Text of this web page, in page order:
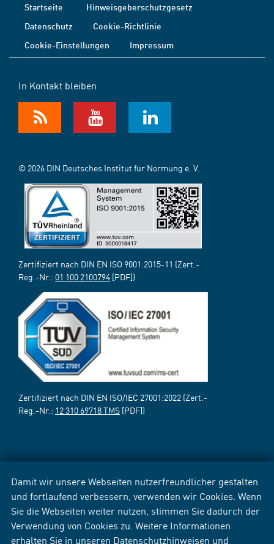
Damit wir unsere Webseiten nutzerfreundlicher gestalten
und fortlaufend verbessern, verwenden wir Cookies. Wenn
Sie die Webseiten weiter nutzen, stimmen Sie dadurch der
Verwendung von Cookies zu. Weitere Informationen
erhalten Sie in unseren Datenschutzhinweisen und
Startseite
Hinweisgeberschutzgesetz
Datenschutz
Cookie-Richtlinie
Cookie-Einstellungen
Impressum
In Kontakt bleiben
© 2026 DIN Deutsches Institut für Normung e. V.
Zertifiziert nach DIN EN ISO 9001:2015-11 (Zert.-
Reg.-Nr.: 01 100 2100794 [PDF])
Zertifiziert nach DIN EN ISO/IEC 27001:2022 (Zert.-
Reg.-Nr.: 12 310 69718 TMS [PDF])